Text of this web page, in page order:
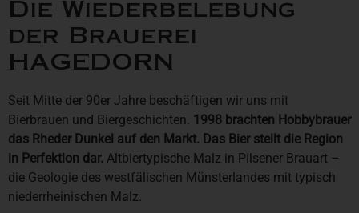
Die Wiederbelebung
der Brauerei
HAGEDORN
Seit Mitte der 90er Jahre beschäftigen wir uns mit
Bierbrauen und Biergeschichten. 1998 brachten Hobbybrauer
das Rheder Dunkel auf den Markt. Das Bier stellt die Region
in Perfektion dar. Altbiertypische Malz in Pilsener Brauart –
die Geologie des westfälischen Münsterlandes mit typisch
niederrheinischen Malz.